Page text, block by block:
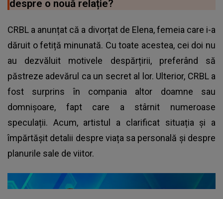
despre o nouă relație?
CRBL a anunțat că a divorțat de Elena, femeia care i-a
dăruit o fetiță minunată. Cu toate acestea, cei doi nu
au dezvăluit motivele despărțirii, preferând să
păstreze adevărul ca un secret al lor. Ulterior, CRBL a
fost surprins în compania altor doamne sau
domnișoare, fapt care a stârnit numeroase
speculații. Acum, artistul a clarificat situația și a
împărtășit detalii despre viața sa personală și despre
planurile sale de viitor.